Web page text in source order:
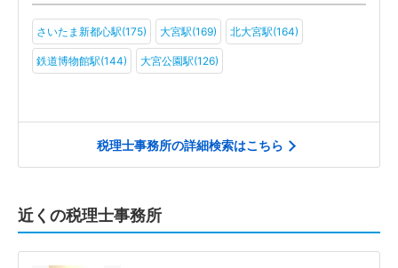
さいたま新都心駅(175) 大宮駅(169) 北大宮駅(164)
鉄道博物館駅(144) 大宮公園駅(126)
税理士事務所の詳細検索はこちら
近くの税理士事務所